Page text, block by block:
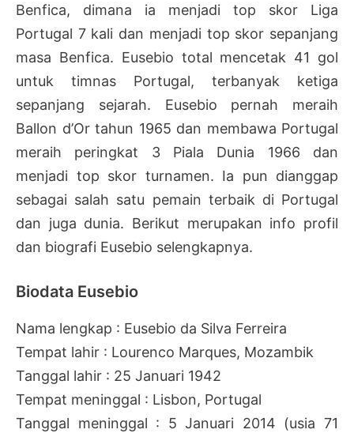
Benfica, dimana ia menjadi top skor Liga
Portugal 7 kali dan menjadi top skor sepanjang
masa Benfica. Eusebio total mencetak 41 gol
untuk timnas Portugal, terbanyak ketiga
sepanjang sejarah. Eusebio pernah meraih
Ballon d’Or tahun 1965 dan membawa Portugal
meraih peringkat 3 Piala Dunia 1966 dan
menjadi top skor turnamen. Ia pun dianggap
sebagai salah satu pemain terbaik di Portugal
dan juga dunia. Berikut merupakan info profil
dan biografi Eusebio selengkapnya.
Biodata Eusebio
Nama lengkap : Eusebio da Silva Ferreira
Tempat lahir : Lourenco Marques, Mozambik
Tanggal lahir : 25 Januari 1942
Tempat meninggal : Lisbon, Portugal
Tanggal meninggal : 5 Januari 2014 (usia 71